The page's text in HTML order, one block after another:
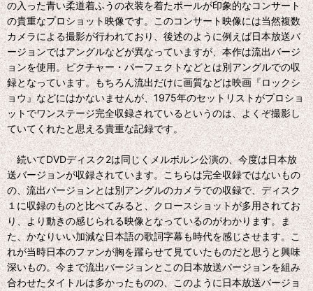
の入った青い柔道着ふうの衣装を着たポールが印象的なコンサート
の貴重なプロショット映像です。このコンサート映像には当然複数
カメラによる撮影が行われており、後述のように例えば日本放送バ
ージョンではアングルなどが異なっていますが、本作は流出バージ
ョンを使用。ピクチャー・パーフェクトなどとは別アングルでの収
録となっています。もちろん流出だけに画質などは映画『ロックシ
ョウ』などにはかないませんが、1975年のセットリストがプロショ
ットでワンステージ完全収録されているというのは、よくぞ撮影し
ていてくれたと思える貴重な記録です。
続いてDVDディスク2は同じくメルボルン公演の、今度は日本放
送バージョンが収録されています。こちらは完全収録ではないもの
の、流出バージョンとは別アングルのカメラでの収録で、ディスク
１に収録のものと比べてみると、クロースショットが多用されてお
り、より動きの感じられる映像となっているのがわかります。ま
た、かなりいい加減な日本語の歌詞字幕も時代を感じさせます。こ
れが当時日本のファンが胸を躍らせて見ていたものだと思うと興味
深いもの。今まで流出バージョンとこの日本放送バージョンを組み
合わせたタイトルは多かったものの、このように日本放送バージョ